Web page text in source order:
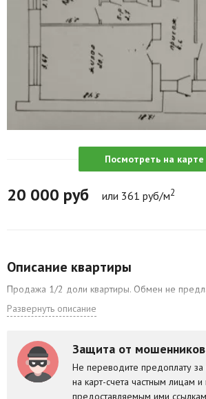
Аренда коммерческой
Другие разделы
Новости
Грузовое такси
Реклама на сайте
Посмотреть на карте
20 000 руб или 361 руб/м2
Описание квартиры
Продажа 1/2 доли квартиры. Обмен не
Развернуть описание
Защита от
Не переводите предоплату за
на карт-счета частным лицам
предоставляемым ими